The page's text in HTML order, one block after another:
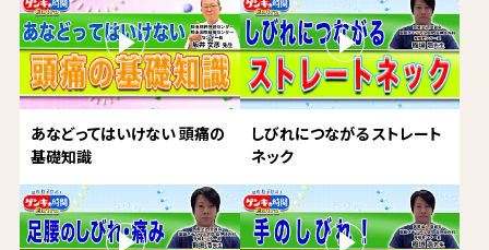
あなどってはいけない 頭痛の
基礎知識
しびれにつながる ストレート
ネック